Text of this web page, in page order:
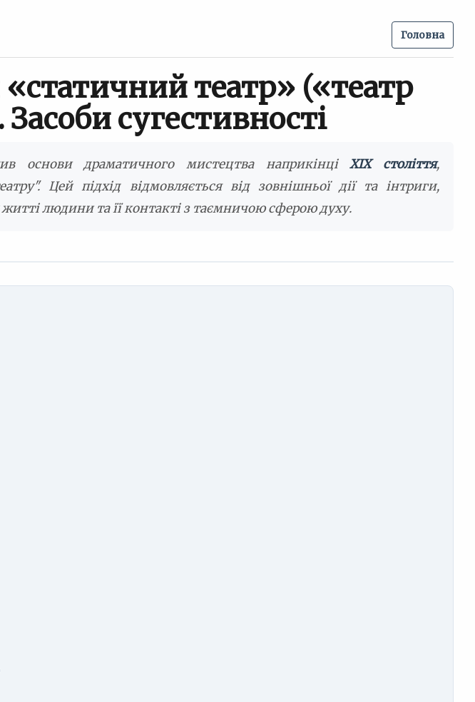
Головна
театр» («театр
сугестивності
основи драматичного мистецтва наприкінціXIX століття,
Цей підхід відмовляється від зовнішньої дії та інтриги,
людини та її контакті з таємничою сферою духу.